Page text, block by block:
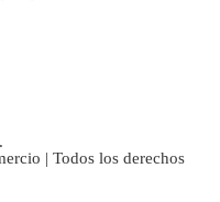
| Todos los derechos